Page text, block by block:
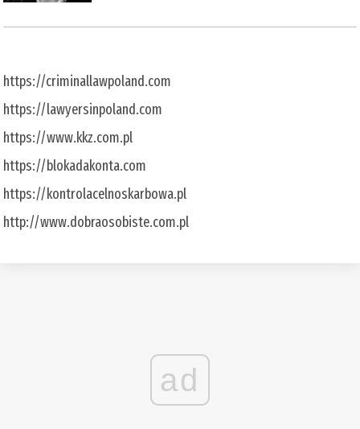
https://criminallawpoland.com
https://lawyersinpoland.com
https://www.kkz.com.pl
https://blokadakonta.com
https://kontrolacelnoskarbowa.pl
http://www.dobraosobiste.com.pl
ad